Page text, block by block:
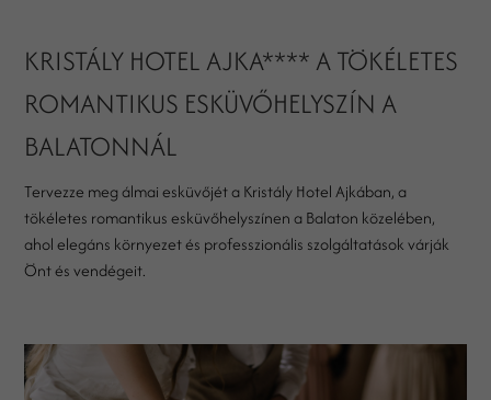
KRISTÁLY HOTEL AJKA**** A TÖKÉLETES
ROMANTIKUS ESKÜVŐHELYSZÍN A
BALATONNÁL
Tervezze meg álmai esküvőjét a Kristály Hotel Ajkában, a
tökéletes romantikus esküvőhelyszínen a Balaton közelében,
ahol elegáns környezet és professzionális szolgáltatások várják
Önt és vendégeit.